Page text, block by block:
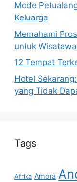
Mode
Keluarga
Memahami
untuk
12 Tempat
Hotel
yang Tidak
Tags
Afrika Amora